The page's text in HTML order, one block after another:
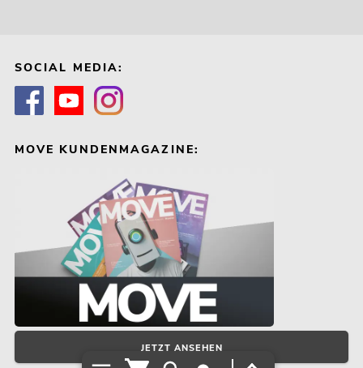
SOCIAL MEDIA:
MOVE KUNDENMAGAZINE:
JETZT ANSEHEN